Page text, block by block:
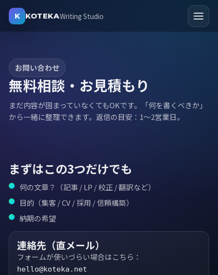
K KOTEKAWriting Studio メニ
社
報
お問い合わせ
無料相談・お見積もり
まだ内容が固まっていなくてもOKです。「何を書くべきか」
から一緒に整理できます。返信の目安：1〜2営業日。
まずはこの3つだけでも
何の文章？（記事 / LP / 校正 / 翻訳など）
目的（集客 / CV / 採用 / 信頼構築）
納期の希望
連絡先（直メール）
フォームが使いづらい場合はこちら：
hello@koteka.net